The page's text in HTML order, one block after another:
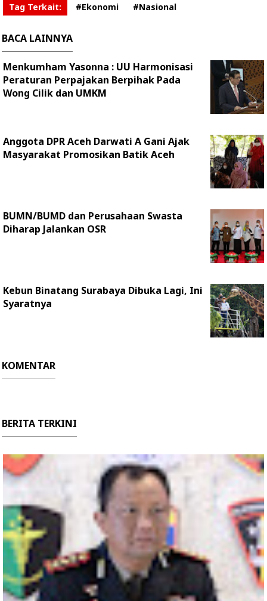
Tag Terkait: #Ekonomi #Nasional
BACA LAINNYA
Menkumham Yasonna : UU Harmonisasi
Peraturan Perpajakan Berpihak Pada
Wong Cilik dan UMKM
Anggota DPR Aceh Darwati A Gani Ajak
Masyarakat Promosikan Batik Aceh
BUMN/BUMD dan Perusahaan Swasta
Diharap Jalankan OSR
Kebun Binatang Surabaya Dibuka Lagi, Ini
Syaratnya
KOMENTAR
BERITA TERKINI